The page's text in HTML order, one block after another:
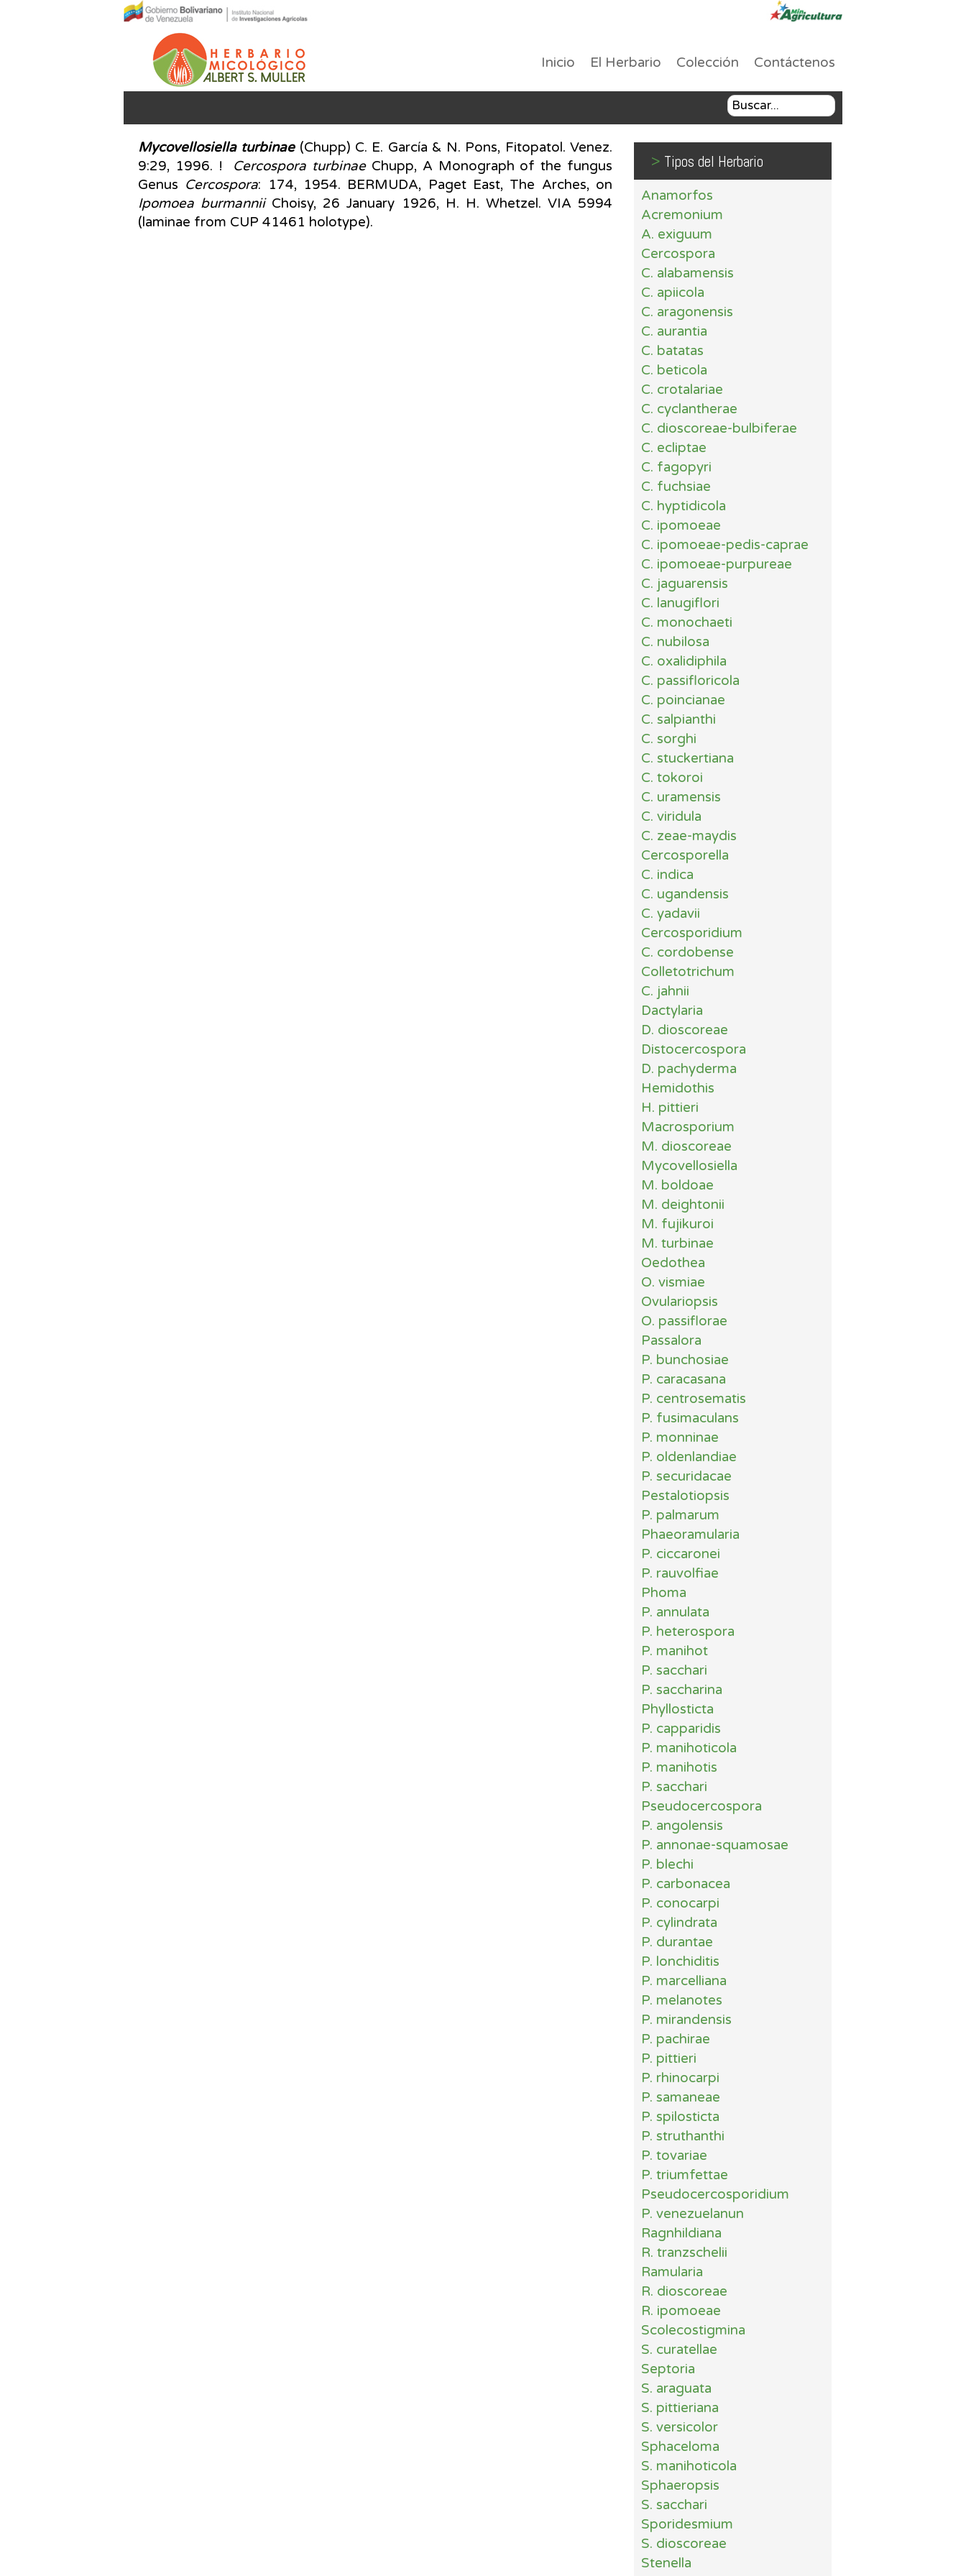
Inicio El Herbario Colección Contáctenos
Mycovellosiellaturbinae(Chupp) C. E. García & N. Pons, Fitopatol. Venez.
9:29, 1996. ! Cercospora turbinaeChupp, A Monograph of the fungus
Genus Cercospora: 174, 1954. BERMUDA, Paget East, The Arches, on
Ipomoea burmanniiChoisy, 26 January 1926, H. H. Whetzel. VIA 5994
(laminae from CUP 41461 holotype).
> Tipos del Herbario
Anamorfos
Acremonium
A. exiguum
Cercospora
C. alabamensis
C. apiicola
C. aragonensis
C. aurantia
C. batatas
C. beticola
C. crotalariae
C. cyclantherae
C. dioscoreae-bulbiferae
C. ecliptae
C. fagopyri
C. fuchsiae
C. hyptidicola
C. ipomoeae
C. ipomoeae-pedis-caprae
C. ipomoeae-purpureae
C. jaguarensis
C. lanugiflori
C. monochaeti
C. nubilosa
C. oxalidiphila
C. passifloricola
C. poincianae
C. salpianthi
C. sorghi
C. stuckertiana
C. tokoroi
C. uramensis
C. viridula
C. zeae-maydis
Cercosporella
C. indica
C. ugandensis
C. yadavii
Cercosporidium
C. cordobense
Colletotrichum
C. jahnii
Dactylaria
D. dioscoreae
Distocercospora
D. pachyderma
Hemidothis
H. pittieri
Macrosporium
M. dioscoreae
Mycovellosiella
M. boldoae
M. deightonii
M. fujikuroi
M. turbinae
Oedothea
O. vismiae
Ovulariopsis
O. passiflorae
Passalora
P. bunchosiae
P. caracasana
P. centrosematis
P. fusimaculans
P. monninae
P. oldenlandiae
P. securidacae
Pestalotiopsis
P. palmarum
Phaeoramularia
P. ciccaronei
P. rauvolfiae
Phoma
P. annulata
P. heterospora
P. manihot
P. sacchari
P. saccharina
Phyllosticta
P. capparidis
P. manihoticola
P. manihotis
P. sacchari
Pseudocercospora
P. angolensis
P. annonae-squamosae
P. blechi
P. carbonacea
P. conocarpi
P. cylindrata
P. durantae
P. lonchiditis
P. marcelliana
P. melanotes
P. mirandensis
P. pachirae
P. pittieri
P. rhinocarpi
P. samaneae
P. spilosticta
P. struthanthi
P. tovariae
P. triumfettae
Pseudocercosporidium
P. venezuelanun
Ragnhildiana
R. tranzschelii
Ramularia
R. dioscoreae
R. ipomoeae
Scolecostigmina
S. curatellae
Septoria
S. araguata
S. pittieriana
S. versicolor
Sphaceloma
S. manihoticola
Sphaeropsis
S. sacchari
Sporidesmium
S. dioscoreae
Stenella